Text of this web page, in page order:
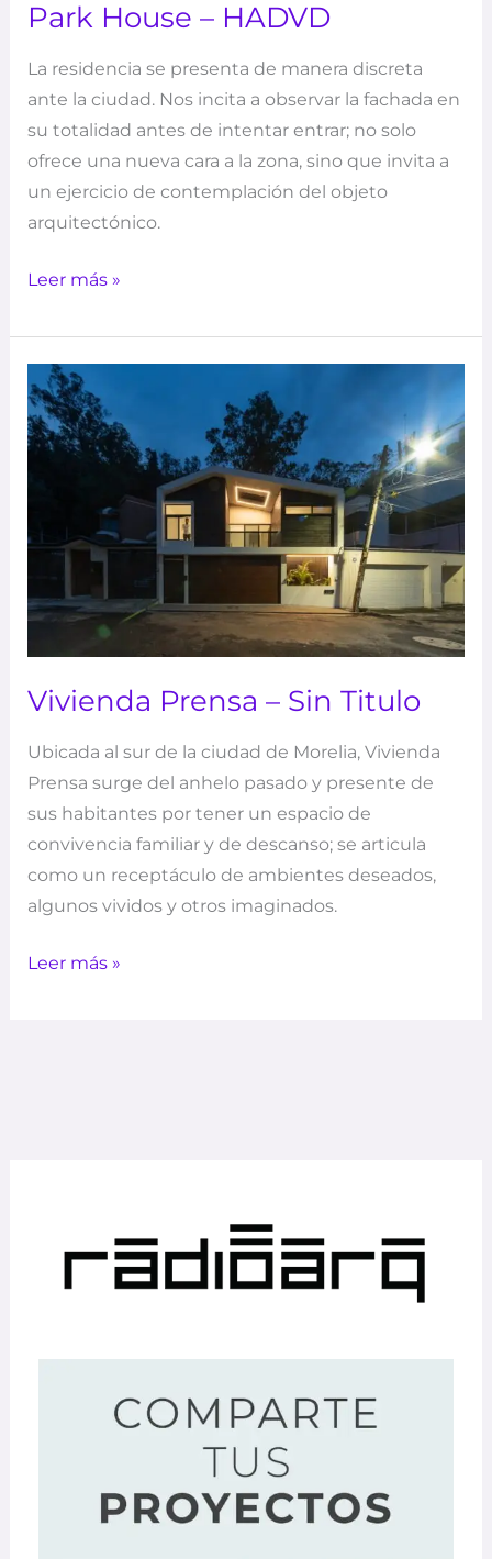
Park House – HADVD
La residencia se presenta de manera discreta
ante la ciudad. Nos incita a observar la fachada en
su totalidad antes de intentar entrar; no solo
ofrece una nueva cara a la zona, sino que invita a
un ejercicio de contemplación del objeto
arquitectónico.
Leer más »
Vivienda Prensa – Sin Titulo
Ubicada al sur de la ciudad de Morelia, Vivienda
Prensa surge del anhelo pasado y presente de
sus habitantes por tener un espacio de
convivencia familiar y de descanso; se articula
como un receptáculo de ambientes deseados,
algunos vividos y otros imaginados.
Vivienda
Prensa
–
Leer más »